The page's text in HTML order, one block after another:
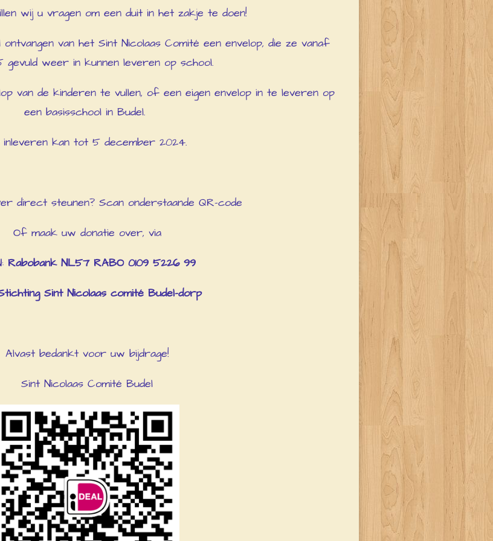
wij u vragen om een duit in het zakje te doen!
van het Sint Nicolaas Comité een envelop, die ze vanaf
weer in kunnen leveren op school.
van de kinderen te vullen, of een eigen envelop in te leveren op
een basisschool in Budel.
inleveren kan tot 5 december 2024.
direct steunen? Scan onderstaande QR-code
Of maak uw donatie over, via
Rabobank NL57 RABO 0109 5226 99
Sint Nicolaas comité Budel-dorp
Alvast bedankt voor uw bijdrage!
Sint Nicolaas Comité Budel